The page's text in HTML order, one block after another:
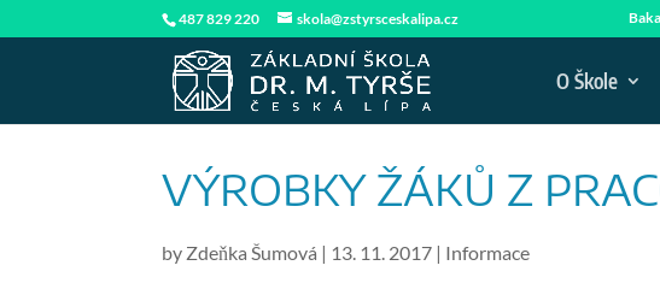
487 829 220 skola@zstyrsceskalipa.cz
O Škole
VÝROBKY ŽÁKŮ Z
by Zdeňka Šumová | 13. 11. 2017 | Informace